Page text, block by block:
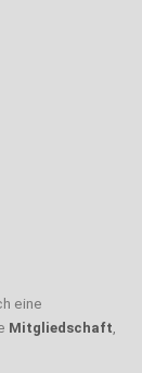
eine
Mitgliedschaft,